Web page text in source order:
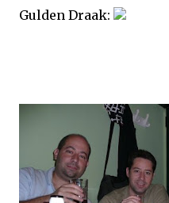
Gulden Draak: